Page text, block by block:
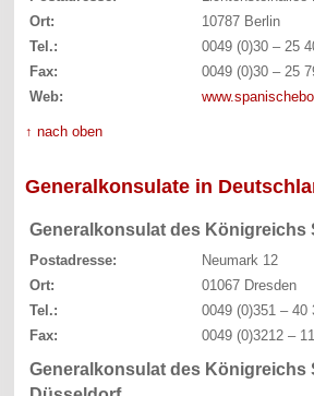
Ort:
10787 Berlin
Tel.:
0049 (0)30 – 25
Fax:
0049 (0)30 – 25
Web:
↑ nach oben
Generalkonsulate in
Generalkonsulat des Königreichs
Postadresse:
Neumark 12
Ort:
01067 Dresden
Tel.:
0049 (0)351 – 40
Fax:
0049 (0)3212 –
Generalkonsulat des Königreichs